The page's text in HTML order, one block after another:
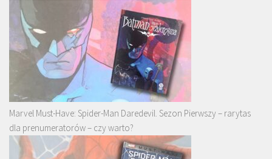
Marvel Must-Have: Spider-Man Daredevil. Sezon Pierwszy – rarytas
dla prenumeratorów – czy warto?